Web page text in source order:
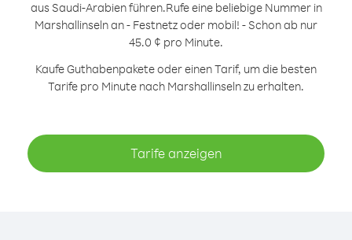
aus Saudi-Arabien führen.Rufe eine beliebige Nummer in
Marshallinseln an - Festnetz oder mobil! - Schon ab nur
45.0 ¢ pro Minute.
Kaufe Guthabenpakete oder einen Tarif, um die besten
Tarife pro Minute nach Marshallinseln zu erhalten.
Tarife anzeigen